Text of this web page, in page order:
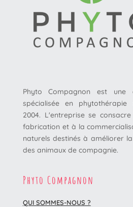
Phyto Compagnon est une
spécialisée en
2004. L'entreprise se
fabrication et à la
naturels destinés à améliorer
des animaux de compagnie.
Phyto Compagnon
QUI SOMMES-NOUS ?